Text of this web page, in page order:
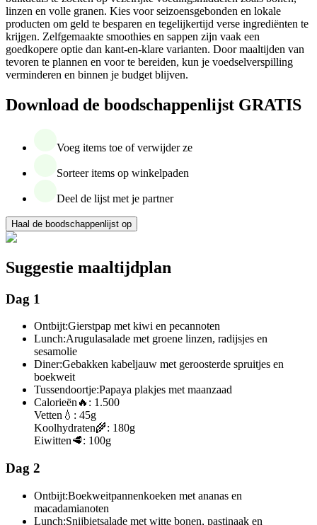
linzen en volle granen. Kies voor seizoensgebonden en lokale
producten om geld te besparen en tegelijkertijd verse ingrediënten te
krijgen. Zelfgemaakte smoothies en sappen zijn vaak een
goedkopere optie dan kant-en-klare varianten. Door maaltijden van
tevoren te plannen en voor te bereiden, kun je voedselverspilling
verminderen en binnen je budget blijven.
Download de boodschappenlijst GRATIS
Voeg items toe of verwijder ze
Sorteer items op winkelpaden
Deel de lijst met je partner
Haal de boodschappenlijst op
Suggestie maaltijdplan
Dag 1
Ontbijt:Gierstpap met kiwi en pecannoten
Lunch:Arugulasalade met groene linzen, radijsjes en
sesamolie
Diner:Gebakken kabeljauw met geroosterde spruitjes en
boekweit
Tussendoortje:Papaya plakjes met maanzaad
Calorieën 🔥: 1.500
Vetten 💧: 45g
Koolhydraten🌾: 180g
Eiwitten🥩: 100g
Dag 2
Ontbijt:Boekweitpannenkoeken met ananas en
macadamianoten
Lunch:Snijbietsalade met witte bonen, pastinaak en